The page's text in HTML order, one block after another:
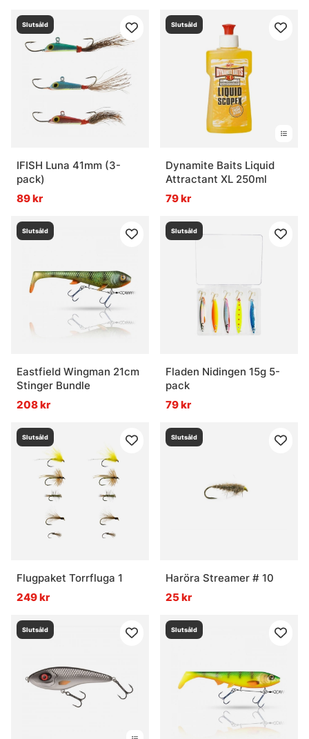
Slutsåld
IFISH Luna 41mm (3-
pack)
89 kr
Slutsåld
Dynamite Baits Liquid
Attractant XL 250ml
79 kr
Slutsåld
Eastfield Wingman 21cm
Stinger Bundle
208 kr
Slutsåld
Fladen Nidingen 15g 5-
pack
79 kr
Slutsåld
Flugpaket Torrfluga 1
249 kr
Slutsåld
Haröra Streamer # 10
25 kr
Slutsåld Slutsåld